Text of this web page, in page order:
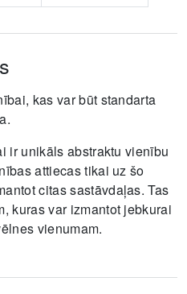
kas var būt standarta
ir unikāls abstraktu vienību
attiecas tikai uz šo
citas sastāvdaļas. Tas
kuras var izmantot jebkurai
vienumam.